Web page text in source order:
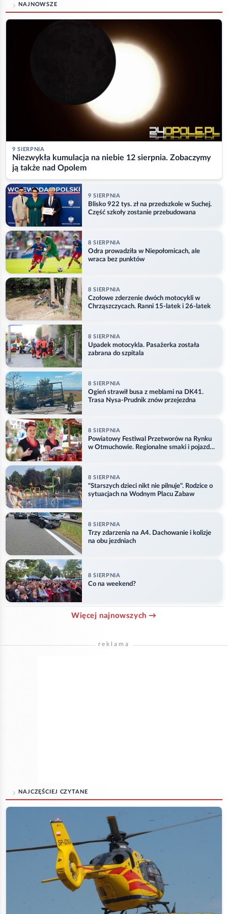
NAJNOWSZE
9 SIERPNIA
Niezwykła kumulacja na niebie 12 sierpnia. Zobaczymy
ją także nad Opolem
9 SIERPNIA
Blisko 922 tys. zł na przedszkole w Suchej.
Część szkoły zostanie przebudowana
8 SIERPNIA
Odra prowadziła w Niepołomicach, ale
wraca bez punktów
8 SIERPNIA
Czołowe zderzenie dwóch motocykli w
Chrząszczycach. Ranni 15-latek i 26-latek
8 SIERPNIA
Upadek motocykla. Pasażerka została
zabrana do szpitala
8 SIERPNIA
Ogień strawił busa z meblami na DK41.
Trasa Nysa-Prudnik znów przejezdna
8 SIERPNIA
Powiatowy Festiwal Przetworów na Rynku
w Otmuchowie. Regionalne smaki i pojazdy
8 SIERPNIA
"Starszych dzieci nikt nie pilnuje". Rodzice o
sytuacjach na Wodnym Placu Zabaw
8 SIERPNIA
Trzy zdarzenia na A4. Dachowanie i kolizje
na obu jezdniach
8 SIERPNIA
Co na weekend?
Więcej najnowszych →
reklama
NAJCZĘŚCIEJ CZYTANE